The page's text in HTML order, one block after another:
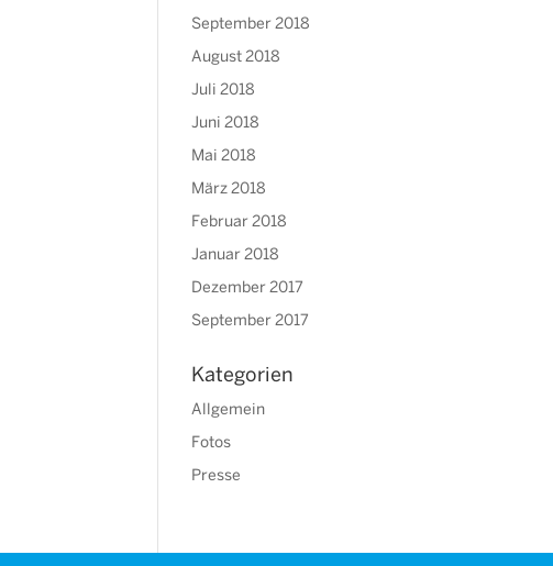
September 2018
August 2018
Juli 2018
Juni 2018
Mai 2018
März 2018
Februar 2018
Januar 2018
Dezember 2017
September 2017
Kategorien
Allgemein
Fotos
Presse